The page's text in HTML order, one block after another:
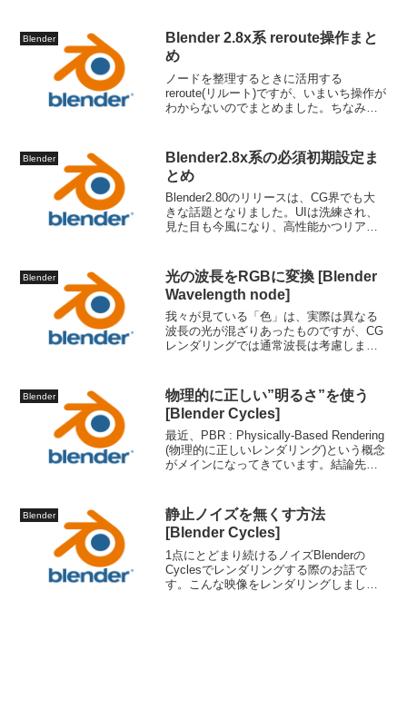
感じになります。Windows, Linuxどちら
も...
Blender
Blender 2.8x系 reroute操作まと
め
ノードを整理するときに活用する
reroute(リルート)ですが、いまいち操作が
わからないのでまとめました。ちなみに
に、ノード同士をつなぐ線を「ヌードル
(nood...
Blender
Blender2.8x系の必須初期設定ま
とめ
Blender2.80のリリースは、CG界でも大
きな話題となりました。UIは洗練され、
見た目も今風になり、高性能かつリアル
に有料CGソフト(Maya, 3dsm...
Blender
光の波長をRGBに変換 [Blender
Wavelength node]
我々が見ている「色」は、実際は異なる
波長の光が混ざりあったものですが、CG
レンダリングでは通常波長は考慮しませ
Blender cyclesレンダラーは波長を考慮し
ません...
Blender
物理的に正しい”明るさ”を使う
[Blender Cycles]
最近、PBR : Physically-Based Rendering
(物理的に正しいレンダリング)という概念
がメインになってきています。結論先に
れ...
Blender
静止ノイズを無くす方法
[Blender Cycles]
1点にとどまり続けるノイズBlenderの
Cyclesでレンダリングする際のお話で
す。こんな映像をレンダリングしまし